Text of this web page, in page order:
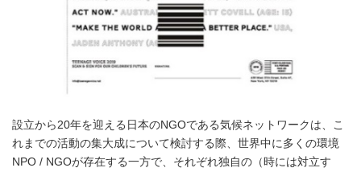
設立から20年を迎える日本のNGOである気候ネットワークは、こ
れまでの活動の集大成について検討する際、世界中に多くの環境
NPO / NGOが存在する一方で、それぞれ独自の（時には対立す